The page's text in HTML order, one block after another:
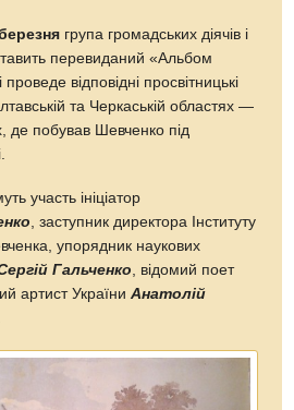
група громадських діячів і
перевиданий «Альбом
відповідні просвітницькі
та Черкаській областях —
де побував Шевченко під
участь ініціатор
, заступник директора Інституту
упорядник наукових
Гальченко , відомий поет
артист УкраїниАнатолій